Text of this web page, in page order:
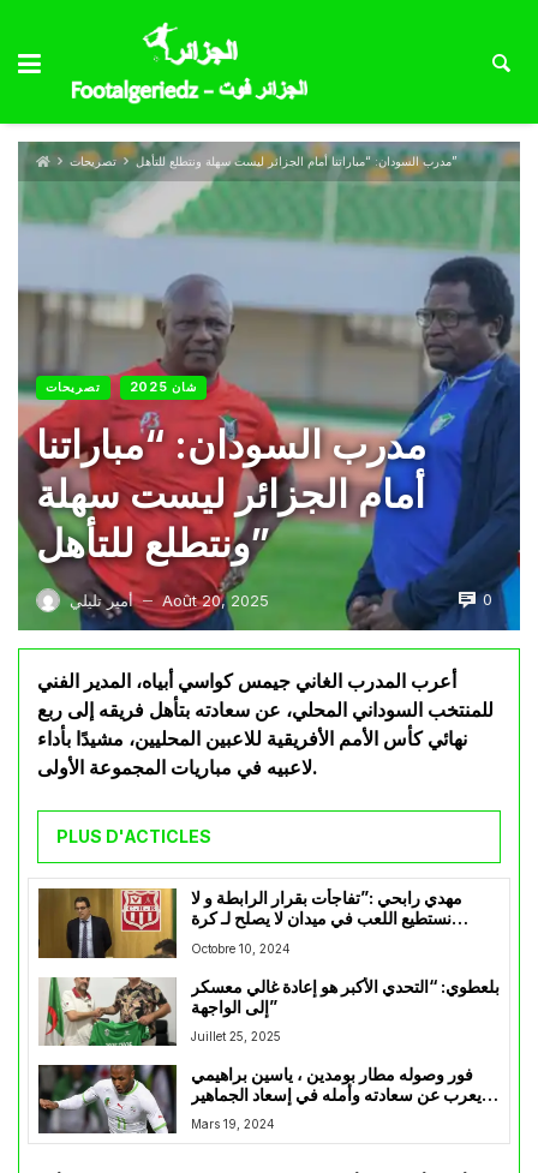
تصريحات مدرب السودان: “مباراتنا أمام الجزائر ليست سهلة ونتطلع للتأهل”
تصريحات شان 2025
مدرب السودان: “مباراتنا
أمام الجزائر ليست سهلة
ونتطلع للتأهل”
أمير تليلي — Août 20, 2025 0
أعرب المدرب الغاني جيمس كواسي أبياه، المدير الفني
للمنتخب السوداني المحلي، عن سعادته بتأهل فريقه إلى ربع
نهائي كأس الأمم الأفريقية للاعبين المحليين، مشيدًا بأداء
لاعبيه في مباريات المجموعة الأولى.
PLUS D'ACTICLES
مهدي رابحي :”تفاجأت بقرار الرابطة و لا
نستطيع اللعب في ميدان لا يصلح لـ كرة
Octobre 10, 2024
بلعطوي: “التحدي الأكبر هو إعادة غالي معسكر
إلى الواجهة”
Juillet 25, 2025
فور وصوله مطار بومدين ، ياسين براهيمي
يعرب عن سعادته وأمله في إسعاد الجماهير
الجزائرية
Mars 19, 2024